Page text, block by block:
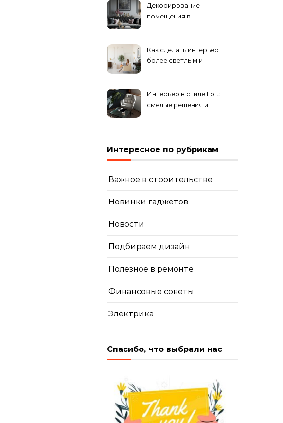
Декорирование
помещения в
направлений для создания
уникального комплекса
Как сделать интерьер
более светлым и
помещения
Интерьер в стиле Loft:
смелые решения и
Интересное по рубрикам
Важное в строительстве
Новинки гаджетов
Новости
Подбираем дизайн
Полезное в ремонте
Финансовые советы
Электрика
Спасибо, что выбрали нас